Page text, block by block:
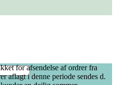
for afsendelse af ordrer fra
aflagt i denne periode sendes d.